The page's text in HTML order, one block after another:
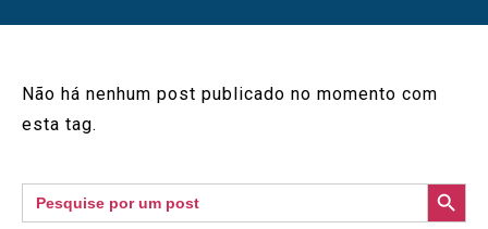
Não há nenhum post publicado no momento com
esta tag.
Search
for:
SEARCH BUTTON